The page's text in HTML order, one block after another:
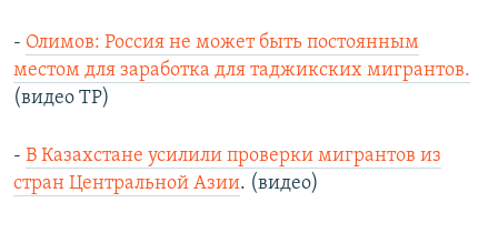
- Олимов: Россия не может быть постоянным
местом для заработка для таджикских мигрантов.
(видео ТР)
- В Казахстане усилили проверки мигрантов из
стран Центральной Азии. (видео)